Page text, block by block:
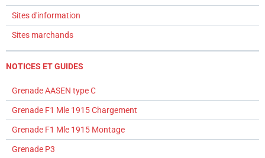
Sites d'information
Sites marchands
NOTICES ET GUIDES
Grenade AASEN type C
Grenade F1 Mle 1915 Chargement
Grenade F1 Mle 1915 Montage
Grenade P3